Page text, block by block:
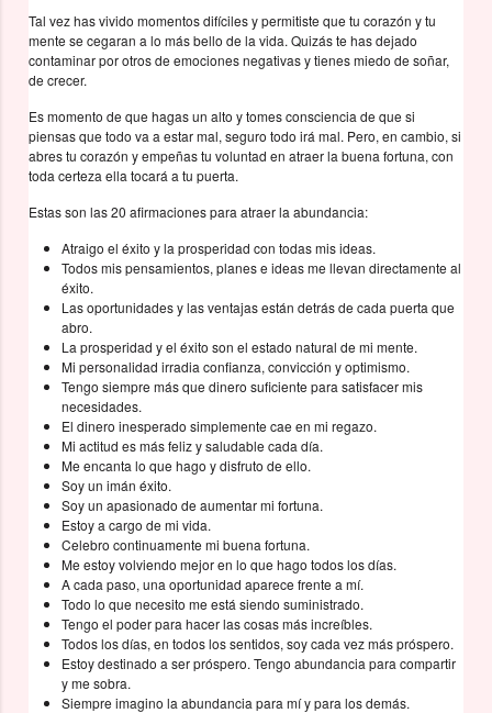
Tal vez has vivido momentos difíciles y permitiste que tu corazón y tu
mente se cegaran a lo más bello de la vida. Quizás te has dejado
contaminar por otros de emociones negativas y tienes miedo de soñar,
de crecer.
Es momento de que hagas un alto y tomes consciencia de que si
piensas que todo va a estar mal, seguro todo irá mal. Pero, en cambio, si
abres tu corazón y empeñas tu voluntad en atraer la buena fortuna, con
toda certeza ella tocará a tu puerta.
Estas son las 20 afirmaciones para atraer la abundancia:
Atraigo el éxito y la prosperidad con todas mis ideas.
Todos mis pensamientos, planes e ideas me llevan directamente al
éxito.
Las oportunidades y las ventajas están detrás de cada puerta que
abro.
La prosperidad y el éxito son el estado natural de mi mente.
Mi personalidad irradia confianza, convicción y optimismo.
Tengo siempre más que dinero suficiente para satisfacer mis
necesidades.
El dinero inesperado simplemente cae en mi regazo.
Mi actitud es más feliz y saludable cada día.
Me encanta lo que hago y disfruto de ello.
Soy un imán éxito.
Soy un apasionado de aumentar mi fortuna.
Estoy a cargo de mi vida.
Celebro continuamente mi buena fortuna.
Me estoy volviendo mejor en lo que hago todos los días.
A cada paso, una oportunidad aparece frente a mí.
Todo lo que necesito me está siendo suministrado.
Tengo el poder para hacer las cosas más increíbles.
Todos los días, en todos los sentidos, soy cada vez más próspero.
Estoy destinado a ser próspero. Tengo abundancia para compartir
y me sobra.
Siempre imagino la abundancia para mí y para los demás.